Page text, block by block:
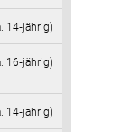
14‑jährig)
16‑jährig)
14‑jährig)